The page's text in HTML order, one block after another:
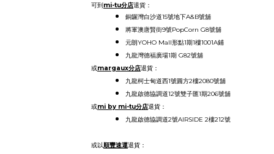
可到mi-tu分店退貨 ：
銅鑼灣白沙道15號地下A&B號舖
將軍澳唐賢街9號PopCorn G8號舖
元朗YOHO Mall形點1期1樓1001A鋪
九龍灣德福廣場1期 G82號舖
或margaux分店退貨 ：
九龍柯士甸道西1號圓方2樓2080號舖
九龍啟德協調道12號雙子匯1期206號舖
或mi by mi-tu分店退貨 ：
九龍啟德協調道2號AIRSIDE 2樓212號
或以順豐速運退貨：